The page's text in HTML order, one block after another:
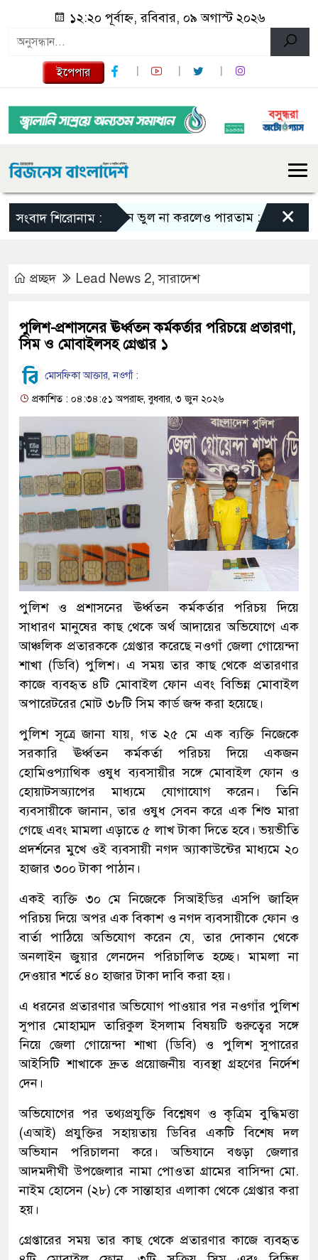
১২:২০ পূর্বাহ্ন, রবিবার, ০৯ অগাস্ট ২০২৬
ইপেপার
সংবাদ শিরোনাম :এমন ভুল না করলেও পারতাম : শাকিব খান×
প্রচ্ছদ Lead News 2,সারাদেশ
পুলিশ-প্রশাসনের ঊর্ধ্বতন কর্মকর্তার পরিচয়ে প্রতারণা,
সিম ও মোবাইলসহ গ্রেপ্তার ১
মোসফিকা আক্তার, নওগাঁ :
প্রকাশিত : ০৪:৩৪:৫১ অপরাহ্ন, বুধবার, ৩ জুন ২০২৬
পুলিশ ও প্রশাসনের ঊর্ধ্বতন কর্মকর্তার পরিচয় দিয়ে
সাধারণ মানুষের কাছ থেকে অর্থ আদায়ের অভিযোগে এক
আঞ্চলিক প্রতারককে গ্রেপ্তার করেছে নওগাঁ জেলা গোয়েন্দা
শাখা (ডিবি) পুলিশ। এ সময় তার কাছ থেকে প্রতারণার
কাজে ব্যবহৃত ৪টি মোবাইল ফোন এবং বিভিন্ন মোবাইল
অপারেটরের মোট ৩৮টি সিম কার্ড জব্দ করা হয়েছে।
পুলিশ সূত্রে জানা যায়, গত ২৫ মে এক ব্যক্তি নিজেকে
সরকারি ঊর্ধ্বতন কর্মকর্তা পরিচয় দিয়ে একজন
হোমিওপ্যাথিক ওষুধ ব্যবসায়ীর সঙ্গে মোবাইল ফোন ও
হোয়াটসঅ্যাপের মাধ্যমে যোগাযোগ করেন। তিনি
ব্যবসায়ীকে জানান, তার ওষুধ সেবন করে এক শিশু মারা
গেছে এবং মামলা এড়াতে ৫ লাখ টাকা দিতে হবে। ভয়ভীতি
প্রদর্শনের মুখে ওই ব্যবসায়ী নগদ অ্যাকাউন্টের মাধ্যমে ২০
হাজার ৩০০ টাকা পাঠান।
একই ব্যক্তি ৩০ মে নিজেকে সিআইডির এসপি জাহিদ
পরিচয় দিয়ে অপর এক বিকাশ ও নগদ ব্যবসায়ীকে ফোন ও
বার্তা পাঠিয়ে অভিযোগ করেন যে, তার দোকান থেকে
অনলাইন জুয়ার লেনদেন পরিচালিত হচ্ছে। মামলা না
দেওয়ার শর্তে ৪০ হাজার টাকা দাবি করা হয়।
এ ধরনের প্রতারণার অভিযোগ পাওয়ার পর নওগাঁর পুলিশ
সুপার মোহাম্মদ তারিকুল ইসলাম বিষয়টি গুরুত্বের সঙ্গে
নিয়ে জেলা গোয়েন্দা শাখা (ডিবি) ও পুলিশ সুপারের
আইসিটি শাখাকে দ্রুত প্রয়োজনীয় ব্যবস্থা গ্রহণের নির্দেশ
দেন।
অভিযোগের পর তথ্যপ্রযুক্তি বিশ্লেষণ ও কৃত্রিম বুদ্ধিমত্তা
(এআই) প্রযুক্তির সহায়তায় ডিবির একটি বিশেষ দল
অভিযান পরিচালনা করে। অভিযানে বগুড়া জেলার
আদমদীঘী উপজেলার নামা পোওতা গ্রামের বাসিন্দা মো.
নাইম হোসেন (২৮) কে সান্তাহার এলাকা থেকে গ্রেপ্তার করা
হয়।
গ্রেপ্তারের সময় তার কাছ থেকে প্রতারণার কাজে ব্যবহৃত